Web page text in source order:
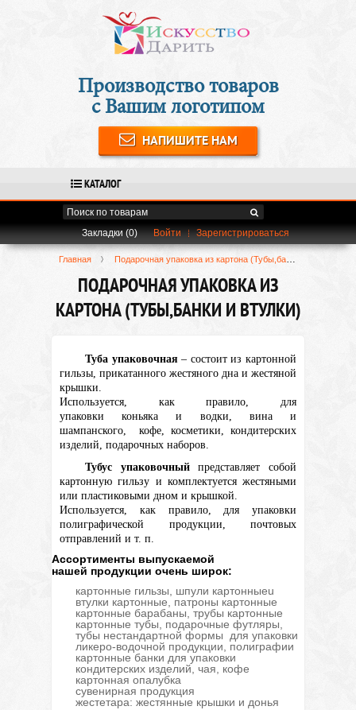
Производство товаров
с Вашим логотипом
НАПИШИТЕ НАМ
КАТАЛОГ
Войти Зарегистрироваться
Закладки (0)
Главная Подарочная упаковка из картона (Тубы,банки и втулки)
ПОДАРОЧНАЯ УПАКОВКА ИЗ
КАРТОНА (ТУБЫ,БАНКИ И ВТУЛКИ)
Туба упаковочная– состоит из картонной
гильзы, прикатанного жестяного дна и жестяной
крышки.
Используется, как правило, для
упаковки коньяка и водки, вина и
шампанского, кофе, косметики, кондитерских
изделий, подарочных наборов.
Тубус упаковочныйпредставляет собой
картонную гильзу и комплектуется жестяными
или пластиковыми дном и крышкой.
Используется, как правило, для упаковки
полиграфической продукции, почтовых
отправлений и т. п.
Ассортименты выпускаемой
нашей продукции очень широк:
картонные гильзы, шпули картонныеu
втулки картонные, патроны картонные
картонные барабаны, трубы картонные
картонные тубы, подарочные футляры,
тубы нестандартной формы
для упаковки
ликеро-водочной продукции, полиграфии
картонные банки для упаковки
кондитерских изделий, чая, кофе
картонная опалубка
сувенирная продукция
жестетара: жестянные крышки и донья